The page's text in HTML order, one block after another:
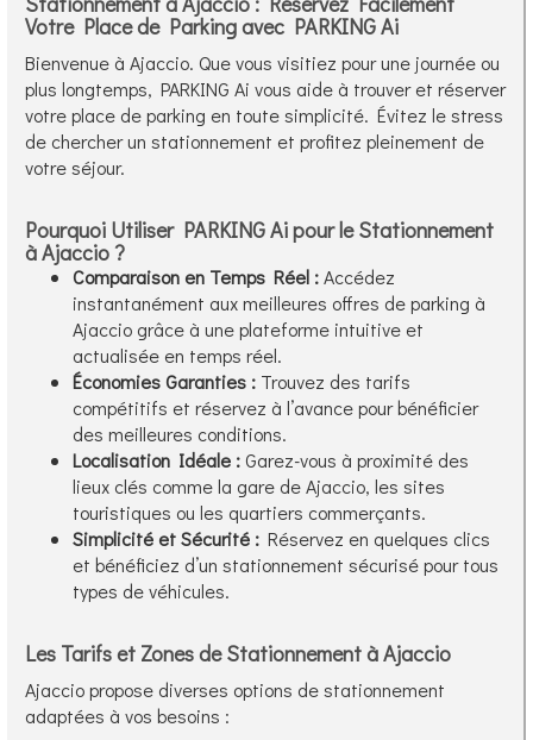
Votre Place de Parking avec PARKING Ai
Bienvenue à Ajaccio. Que vous visitiez pour une journée ou
plus longtemps, PARKING Ai vous aide à trouver et réserver
votre place de parking en toute simplicité. Évitez le stress
de chercher un stationnement et profitez pleinement de
votre séjour.
Pourquoi Utiliser PARKING Ai pour le Stationnement
à Ajaccio ?
Comparaison en Temps Réel :Accédez
instantanément aux meilleures offres de parking à
Ajaccio grâce à une plateforme intuitive et
actualisée en temps réel.
Économies Garanties : Trouvez des tarifs
compétitifs et réservez à l’avance pour bénéficier
des meilleures conditions.
Localisation Idéale :Garez-vous à proximité des
lieux clés comme la gare de Ajaccio, les sites
touristiques ou les quartiers commerçants.
Simplicité et Sécurité : Réservez en quelques clics
et bénéficiez d’un stationnement sécurisé pour tous
types de véhicules.
Les Tarifs et Zones de Stationnement à Ajaccio
Ajaccio propose diverses options de stationnement
adaptées à vos besoins :